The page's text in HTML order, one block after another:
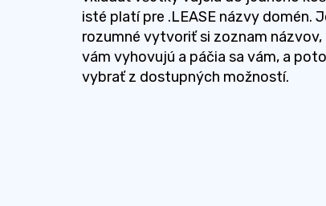
isté platí pre .LEASE názvy domén.
rozumné vytvoriť si zoznam názvov,
vám vyhovujú a páčia sa vám, a
vybrať z dostupných možností.